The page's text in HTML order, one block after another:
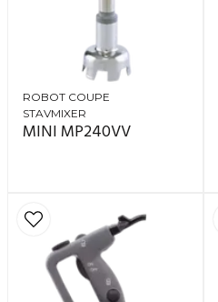
ROBOT COUPE
STAVMIXER
MINI MP240VV